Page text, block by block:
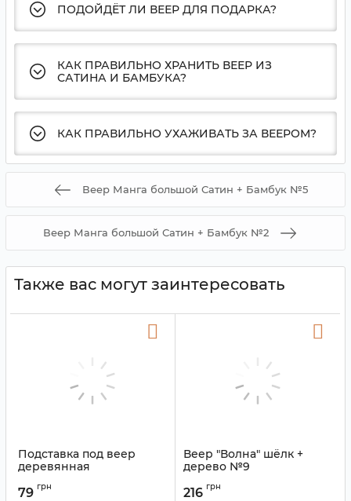
ПОДОЙДЁТ ЛИ ВЕЕР ДЛЯ ПОДАРКА?
КАК ПРАВИЛЬНО ХРАНИТЬ ВЕЕР ИЗ
САТИНА И БАМБУКА?
КАК ПРАВИЛЬНО УХАЖИВАТЬ ЗА ВЕЕРОМ?
Веер Манга большой Сатин + Бамбук №5
Веер Манга большой Сатин + Бамбук №2
Также вас могут заинтересовать
Подставка под веер
деревянная
79 грн
Веер "Волна" шёлк +
дерево №9
216 грн